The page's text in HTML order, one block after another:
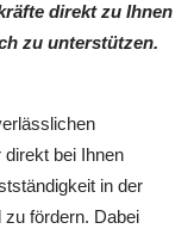
direkt zu Ihnen
zu unterstützen.
direkt bei Ihnen
in der
fördern. Dabei